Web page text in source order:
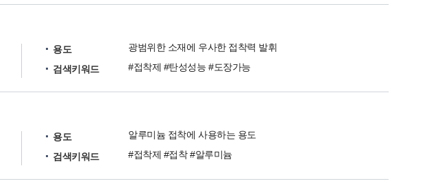
용도
광범위한 소재에 우사한 접착력 발휘
검색키워드
#접착제 #탄성성능 #도장가능
용도
알루미늄 접착에 사용하는 용도
검색키워드
#접착제 #접착 #알루미늄